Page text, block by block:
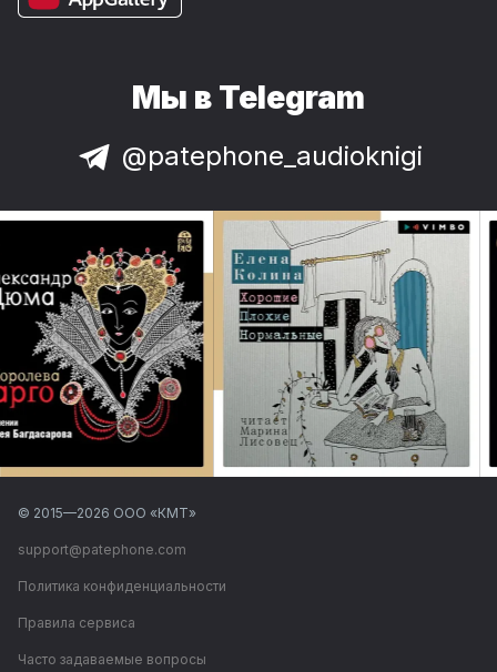
Мы в Telegram
@patephone_audioknigi
© 2015—2026 ООО «КМТ»
support@patephone.com
Политика конфиденциальности
Правила сервиса
Часто задаваемые вопросы